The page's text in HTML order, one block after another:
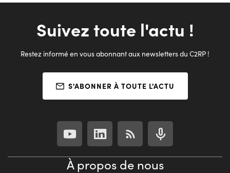
Suivez toute l'actu !
Restez informé en vous abonnant aux newsletters du C2RP !
S'ABONNER À TOUTE L'ACTU
À propos de nous